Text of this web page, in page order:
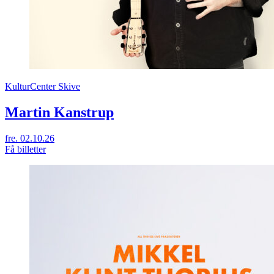
KulturCenter Skive
Martin Kanstrup
fre. 02.10.26
Få billetter